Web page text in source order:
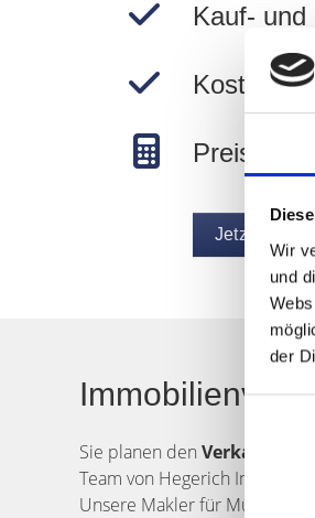
Wir
und
der
Kauf- und
Kostenlos
Preise in
Jetzt Wert
Sie planen den Verkauf
Team von Hegerich
Unsere Makler für München